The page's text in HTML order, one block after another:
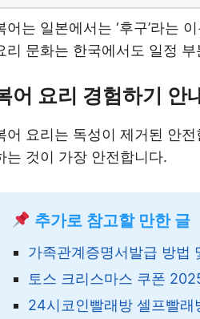
어는 일본에서는 ‘후구’라는
리 문화는 한국에서도 일정
어 요리 경험하기 안
어 요리는 독성이 제거된 안
는 것이 가장 안전합니다.
추가로 참고할 만한 글
가족관계증명서발급 방법
토스 크리스마스 쿠폰
24시코인빨래방 셀프빨